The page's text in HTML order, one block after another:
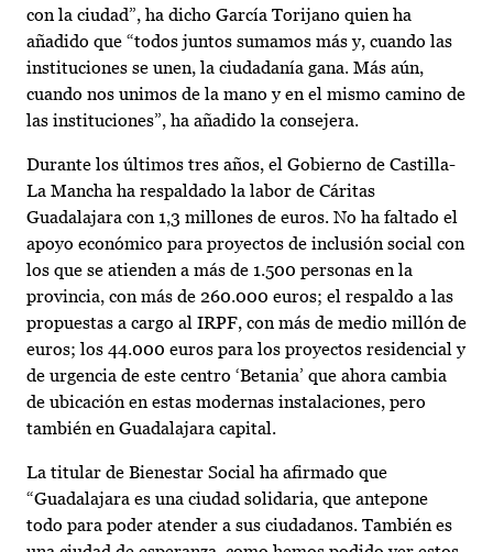
con la ciudad”, ha dicho García Torijano quien ha
añadido que “todos juntos sumamos más y, cuando las
instituciones se unen, la ciudadanía gana. Más aún,
cuando nos unimos de la mano y en el mismo camino de
las instituciones”, ha añadido la consejera.
Durante los últimos tres años, el Gobierno de Castilla-
La Mancha ha respaldado la labor de Cáritas
Guadalajara con 1,3 millones de euros. No ha faltado el
apoyo económico para proyectos de inclusión social con
los que se atienden a más de 1.500 personas en la
provincia, con más de 260.000 euros; el respaldo a las
propuestas a cargo al IRPF, con más de medio millón de
euros; los 44.000 euros para los proyectos residencial y
de urgencia de este centro ‘Betania’ que ahora cambia
de ubicación en estas modernas instalaciones, pero
también en Guadalajara capital.
La titular de Bienestar Social ha afirmado que
“Guadalajara es una ciudad solidaria, que antepone
todo para poder atender a sus ciudadanos. También es